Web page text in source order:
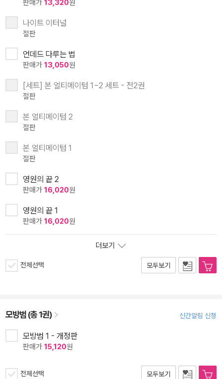
판매가 13,320원
나이트 이터널
절판
언데드 다루는 법
판매가 13,050원
[세트] 본 얼티메이텀 1~2 세트 - 전2권
절판
본 얼티메이텀 2
절판
본 얼티메이텀 1
절판
영원의 끝 2
판매가 16,020원
영원의 끝 1
판매가 16,020원
더보기
전체선택 모두보기
모방범 (총 1권) 신간알림 신청
모방범 1 - 개정판
판매가 15,120원
전체선택 모두보기